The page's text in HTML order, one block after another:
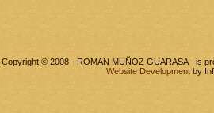
Copyright © 2008 - ROMAN MUÑOZ GUARASA - is
Website Development by